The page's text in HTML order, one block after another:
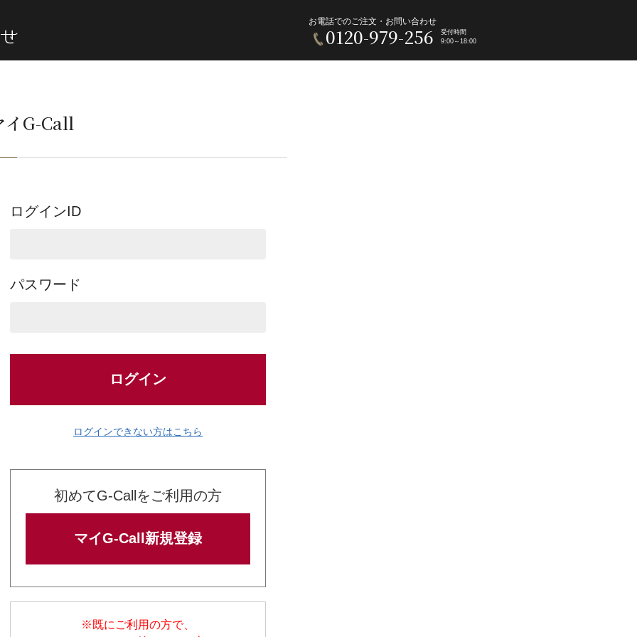
お電話でのご注文・お問い合わせ
0120-979-256
受付時間
9:00～18:00
イG-Call
ログインID
パスワード
ログイン
ログインできない方はこちら
初めてG-Callをご利用の方
マイG-Call新規登録
※既にご利用の方で、